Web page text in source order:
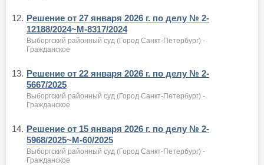
12. Решение от 27 января 2026 г. по делу № 2-
12188/2024~М-8317/2024
Выборгский районный суд (Город Санкт-Петербург) -
Гражданское
13. Решение от 22 января 2026 г. по делу № 2-
5667/2025
Выборгский районный суд (Город Санкт-Петербург) -
Гражданское
14. Решение от 15 января 2026 г. по делу № 2-
5968/2025~М-60/2025
Выборгский районный суд (Город Санкт-Петербург) -
Гражданское